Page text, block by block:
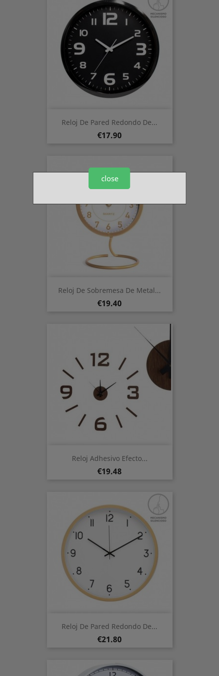
Reloj De Pared Redondo De...
Price
€17.90
Reloj De Sobremesa De Metal...
Price
€19.40
Reloj Adhesivo Efecto...
Price
€19.48
Reloj De Pared Redondo De...
Price
€21.80
close